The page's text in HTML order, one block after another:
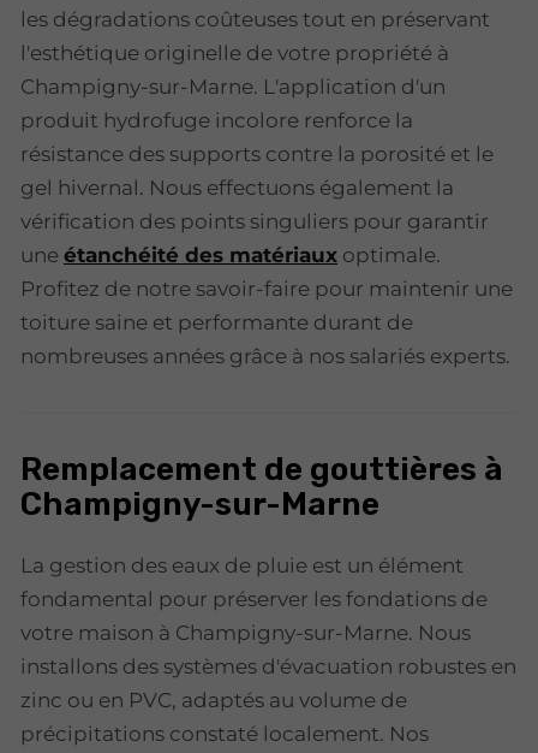
les dégradations coûteuses tout en préservant
l'esthétique originelle de votre propriété à
Champigny-sur-Marne. L'application d'un
produit hydrofuge incolore renforce la
résistance des supports contre la porosité et le
gel hivernal. Nous effectuons également la
vérification des points singuliers pour garantir
une étanchéité des matériaux optimale.
Profitez de notre savoir-faire pour maintenir une
toiture saine et performante durant de
nombreuses années grâce à nos salariés experts.
Remplacement de gouttières à
Champigny-sur-Marne
La gestion des eaux de pluie est un élément
fondamental pour préserver les fondations de
votre maison à Champigny-sur-Marne. Nous
installons des systèmes d'évacuation robustes en
zinc ou en PVC, adaptés au volume de
précipitations constaté localement. Nos